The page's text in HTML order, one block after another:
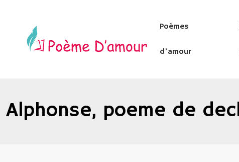
Poèmes
d’amour
Alphonse, poeme de